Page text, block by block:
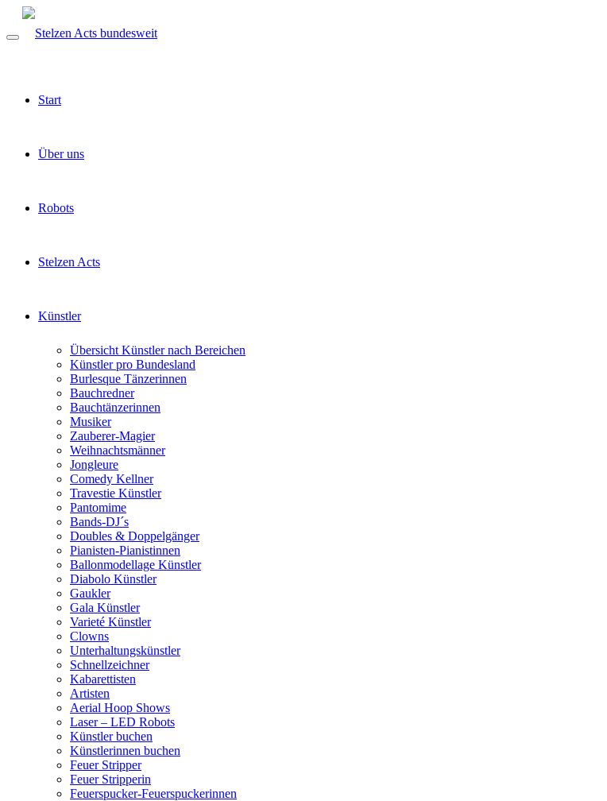
Start
Über uns
Robots
Stelzen Acts
Künstler
Übersicht Künstler nach Bereichen
Künstler pro Bundesland
Burlesque Tänzerinnen
Bauchredner
Bauchtänzerinnen
Musiker
Zauberer-Magier
Weihnachtsmänner
Jongleure
Comedy Kellner
Travestie Künstler
Pantomime
Bands-DJ´s
Doubles & Doppelgänger
Pianisten-Pianistinnen
Ballonmodellage Künstler
Diabolo Künstler
Gaukler
Gala Künstler
Varieté Künstler
Clowns
Unterhaltungskünstler
Schnellzeichner
Kabarettisten
Artisten
Aerial Hoop Shows
Laser – LED Robots
Künstler buchen
Künstlerinnen buchen
Feuer Stripper
Feuer Stripperin
Feuerspucker-Feuerspuckerinnen